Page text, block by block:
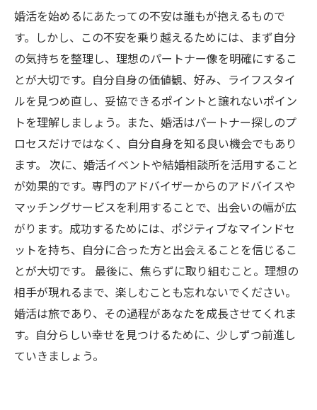
婚活を始めるにあたっての不安は誰もが抱えるもので
す。しかし、この不安を乗り越えるためには、まず自分
の気持ちを整理し、理想のパートナー像を明確にするこ
とが大切です。自分自身の価値観、好み、ライフスタイ
ルを見つめ直し、妥協できるポイントと譲れないポイン
トを理解しましょう。また、婚活はパートナー探しのプ
ロセスだけではなく、自分自身を知る良い機会でもあり
ます。 次に、婚活イベントや結婚相談所を活用すること
が効果的です。専門のアドバイザーからのアドバイスや
マッチングサービスを利用することで、出会いの幅が広
がります。成功するためには、ポジティブなマインドセ
ットを持ち、自分に合った方と出会えることを信じるこ
とが大切です。 最後に、焦らずに取り組むこと。理想の
相手が現れるまで、楽しむことも忘れないでください。
婚活は旅であり、その過程があなたを成長させてくれま
す。自分らしい幸せを見つけるために、少しずつ前進し
ていきましょう。